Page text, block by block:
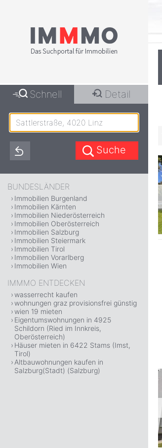
Schnell Detail
BUNDESLÄNDER
Immobilien Burgenland
Immobilien Kärnten
Immobilien Niederösterreich
Immobilien Oberösterreich
Immobilien Salzburg
Immobilien Steiermark
Immobilien Tirol
Immobilien Vorarlberg
Immobilien Wien
IMMMO ENTDECKEN
wasserrecht kaufen
wohnungen graz provisionsfrei günstig
wien 19 mieten
Eigentumswohnungen in 4925
Schildorn (Ried im Innkreis,
Oberösterreich)
Häuser mieten in 6422 Stams (Imst,
Tirol)
Altbauwohnungen kaufen in
Salzburg(Stadt) (Salzburg)